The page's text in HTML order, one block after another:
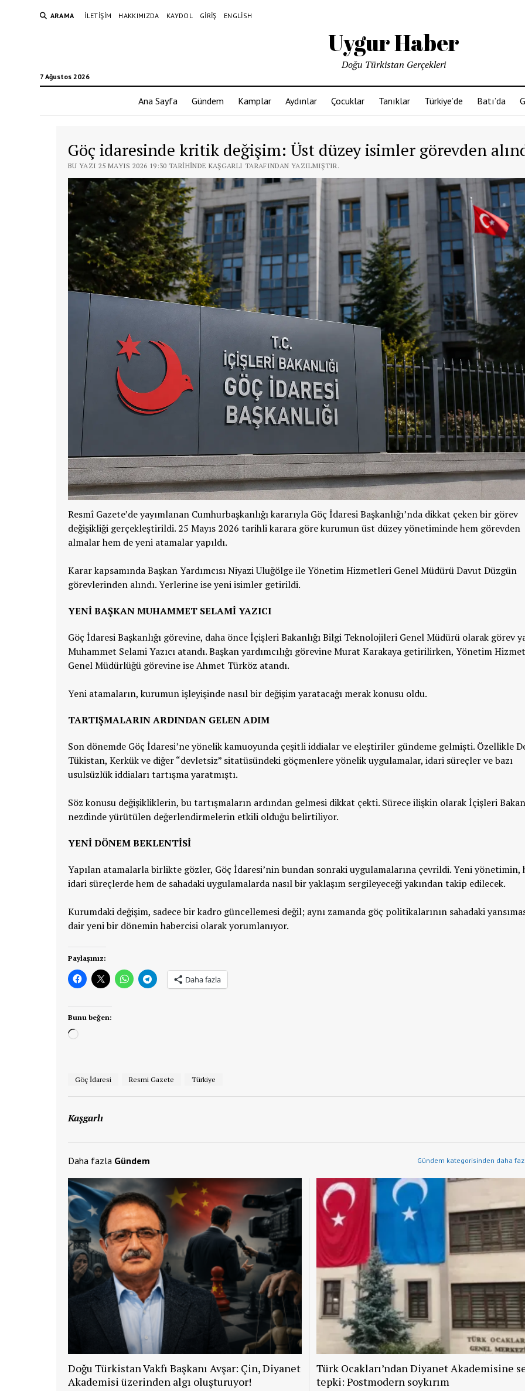
ARAMA İLETIŞIM HAKKIMIZDA KAYDOL GIRIŞ ENGLISH
Uygur Haber
7 Ağustos 2026
Doğu Türkistan Gerçekleri
Ana Sayfa Gündem Kamplar Aydınlar Çocuklar Tanıklar Türkiye’de Batı’da
Göç idaresinde kritik değişim: Üst düzey isimler görevden
BU YAZI 25 MAYIS 2026 19:30 TARIHINDE KAŞGARLI TARAFINDAN YAZILMIŞTIR.
Resmî Gazete’de yayımlanan Cumhurbaşkanlığı kararıyla Göç İdaresi Başkanlığı’nda dikkat çeken bir görev
değişikliği gerçekleştirildi. 25 Mayıs 2026 tarihli karara göre kurumun üst düzey yönetiminde hem görevden
almalar hem de yeni atamalar yapıldı.
Karar kapsamında Başkan Yardımcısı Niyazi Uluğölge ile Yönetim Hizmetleri Genel Müdürü Davut Düzgün
görevlerinden alındı. Yerlerine ise yeni isimler getirildi.
YENİ BAŞKAN MUHAMMET SELAMİ YAZICI
Göç İdaresi Başkanlığı görevine, daha önce İçişleri Bakanlığı Bilgi Teknolojileri Genel Müdürü olarak görev
Muhammet Selami Yazıcı atandı. Başkan yardımcılığı görevine Murat Karakaya getirilirken, Yönetim
Genel Müdürlüğü görevine ise Ahmet Türköz atandı.
Yeni atamaların, kurumun işleyişinde nasıl bir değişim yaratacağı merak konusu oldu.
TARTIŞMALARIN ARDINDAN GELEN ADIM
Son dönemde Göç İdaresi’ne yönelik kamuoyunda çeşitli iddialar ve eleştiriler gündeme gelmişti. Özellikle
Tükistan, Kerkük ve diğer “devletsiz” sitatüsündeki göçmenlere yönelik uygulamalar, idari süreçler ve bazı
usulsüzlük iddiaları tartışma yaratmıştı.
Söz konusu değişikliklerin, bu tartışmaların ardından gelmesi dikkat çekti. Sürece ilişkin olarak İçişleri
nezdinde yürütülen değerlendirmelerin etkili olduğu belirtiliyor.
YENİ DÖNEM BEKLENTİSİ
Yapılan atamalarla birlikte gözler, Göç İdaresi’nin bundan sonraki uygulamalarına çevrildi. Yeni yönetimin,
idari süreçlerde hem de sahadaki uygulamalarda nasıl bir yaklaşım sergileyeceği yakından takip edilecek.
Kurumdaki değişim, sadece bir kadro güncellemesi değil; aynı zamanda göç politikalarının sahadaki
dair yeni bir dönemin habercisi olarak yorumlanıyor.
Paylaşınız:
Daha fazla
Bunu beğen:
Yükleniyor...
Göç İdaresi Resmi Gazete Türkiye
Kaşgarlı
Daha fazla Gündem Gündem kategorisinden daha
Doğu Türkistan Vakfı Başkanı Avşar: Çin, Diyanet
Akademisi üzerinden algı oluşturuyor!
Türk Ocakları’ndan Diyanet Akademisine
tepki: Postmodern soykırım